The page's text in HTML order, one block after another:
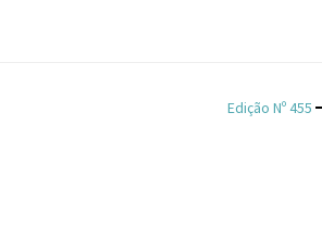
Edição Nº 455